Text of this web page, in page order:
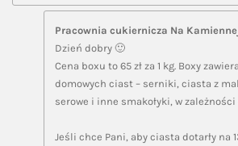
Pracownia cukiernicza Na
Dzień dobry 🙂
Cena boxu to 65 zł za 1 kg. Boxy
domowych ciast – serniki, ciasta z
serowe i inne smakołyki, w
Jeśli chce Pani, aby ciasta dotarły na